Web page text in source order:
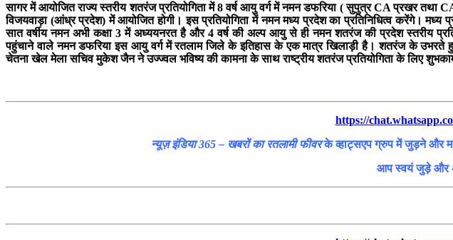
सागर में आयोजित राज्य स्तरीय शतरंज प्रतियोगिता में 8 वर्ष आयु वर्ग में नमन डफरिया ( सुपुत्र CA प्रखर तथा
विजयवाड़ा (आंध्र प्रदेश) में आयोजित होगी। इस प्रतियोगिता में नमन मध्य प्रदेश का प्रतिनिधित्व करेंगे।
सात वर्षीय नमन अभी कक्षा 3 में अध्ययनरत है और 4 वर्ष की अल्प आयु से ही नमन शतरंज की प्रदेश स्तरीय
पहुंचाने वाले नमन डफरिया इस आयु वर्ग में रतलाम जिले के इतिहास के एक मात्र खिलाड़ी है। शतरंज के उभरते
चेतना खेल मेला सचिव मुकेश जैन ने उज्ज्वल भविष्य की कामना के साथ राष्ट्रीय शतरंज प्रतियोगिता के लिए
https://
न्यूज़ इंडिया 365 – खबरों का रतलामी फीवरके व्हाट्सएप ग्रुप में जुड़ने और
आप स्वयं जुड़े और